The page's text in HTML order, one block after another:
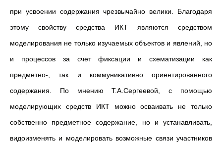
при усвоении содержания чрезвычайно велики. Благодаря
этому свойству средства ИКТ являются средством
моделирования не только изучаемых объектов и явлений, но
и процессов за счет фиксации и схематизации как
предметно-, так и коммуникативно ориентированного
содержания. По мнению Т.А.Сергеевой, с помощью
моделирующих средств ИКТ можно осваивать не только
собственно предметное содержание, но и устанавливать,
видоизменять и моделировать возможные связи участников